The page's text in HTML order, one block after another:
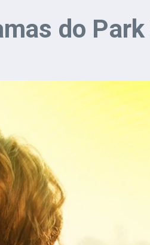
do